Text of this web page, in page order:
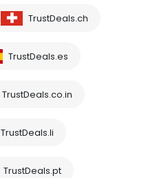
TrustDeals.ch
TrustDeals.es
TrustDeals.co.in
TrustDeals.li
TrustDeals.pt